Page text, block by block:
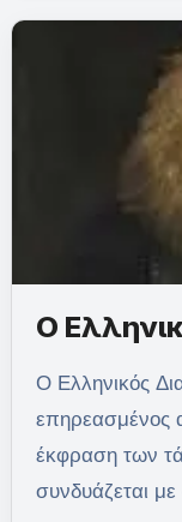
Ο
Ο Ελληνικός Διαφωτισμός διαμορφώθηκε, σαφώς,
επηρεασμένος
έκφραση των
συνδυάζεται